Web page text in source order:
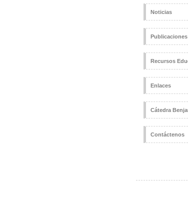
Noticias
Publicaciones
Recursos
Enlaces
Cátedra
Contáctenos